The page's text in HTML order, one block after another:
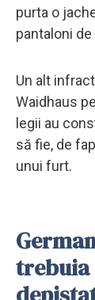
purta o
pantaloni
Un alt
Waidhaus
legii au
să fie, de
unui furt.
trebuia